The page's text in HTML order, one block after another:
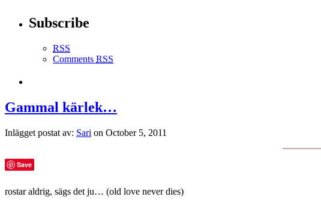
Subscribe
RSS
Comments RSS
Gammal kärlek…
Inlägget postat av: Sari on October 5, 2011
Save
rostar aldrig, sägs det ju… (old love never dies)